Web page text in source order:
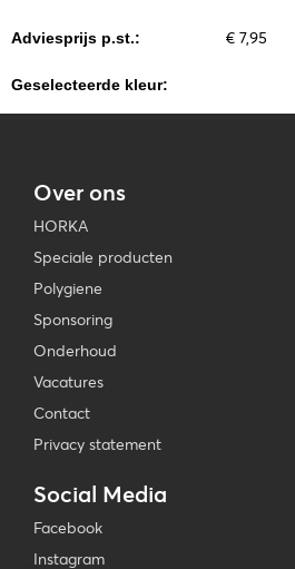
Adviesprijs p.st.: € 7,95
Geselecteerde kleur:
Over ons
HORKA
Speciale producten
Polygiene
Sponsoring
Onderhoud
Vacatures
Contact
Privacy statement
Social Media
Facebook
Instagram